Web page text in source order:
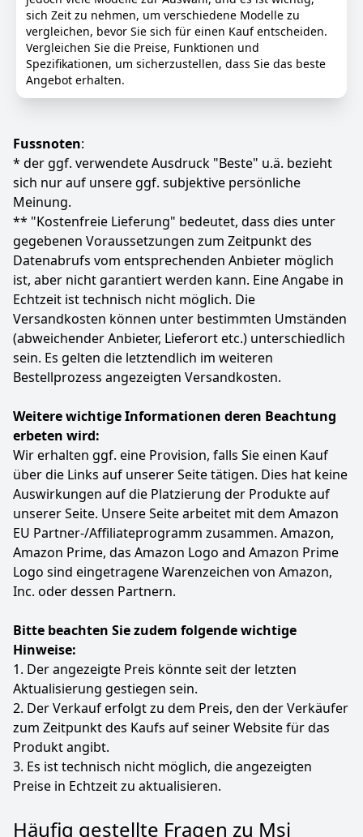
2.82300 €
sie ideal für Anwendungen mit geringem
Stromverbrauch und langer Lebensdauer ist. Egal, ob
Sie sich mit kreativen Projekten beschäftigen, Spiele
spielen oder komplexe Anwendungen ausführen, um
außergewöhnliche Effizienz und Zuverlässigkeit zu
gewährleisten.
RTX 50 Series Laptop GPU revolutionäre Funktionen
für Gamer und Creator. Die RTX 50-Serie ermöglicht
neue Erfahrungen und eine erstklassige grafische
Wiedergabetreue. Multiplizieren Sie die Leistung mit
NVIDIA DLSS 4, alles in den dünnsten und
langlebigsten RTX-Laptops, die von Max-Q optimiert
wurden.
MSI OverBoost-Technologie: Wenn extreme Workloads
alle CPU- und GPU-Ressourcen erfordern, bietet die
MSI OverBoost-Technologie kombinierte
Spitzenleistung mit einer Gesamtausgangsleistung
von 160 W.
MSI Laptops haben 2 Jahre Garantie, auch wenn sie
über Mehrwertsteuer gekauft werden!! !
Unglaublich schnelles und flüssiges Display: Das
deckt 100 % des DCI-P3-Farbraums ab, sodass Sie ein
lebendiges Spielerlebnis genießen können. Das 16:10
Verhältnis ermöglicht es Ihnen, das komfortabelste
Seherlebnis sowohl für Spiele als auch für andere
Anwendungen zu genießen.
Die Pulse-Serie verfügt über eine neue 24-Zonen-RGB-
Tastatur mit LED-beleuchteten "WASD"-Tasten und
speziell entwickelten Tastenkappen. Genießen Sie eine
farbintensivere Beleuchtung mit nahezu endlosen
Farbkombinationen und anpassbaren Profilen!
Größere Bandbreite. Weniger Latenz. Vorteile von
Teilen. Die Pulse-Serie unterstützt sowohl PCIe Gen 4
Holen Sie sich alle Vorteile: Das exklusive MSI Center
hilft Ihnen, Ihren MSI Laptop nach Belieben zu
steuern und anzupassen.
Shutter Webcam Pulse A17 AI+ fügt einen Webcam-
Auslöser hinzu, mit dem Benutzer die Kamera
physisch sperren können, um die Privatsphäre zu
gewährleisten und zu bewahren.
Farbe
Schwarz MSI 2,8 kg
sich Zeit zu nehmen, um verschiedene Modelle zu
vergleichen, bevor Sie sich für einen Kauf entscheiden.
Vergleichen Sie die Preise, Funktionen und
Spezifikationen, um sicherzustellen, dass Sie das beste
Angebot erhalten.
Fussnoten:
* der ggf. verwendete Ausdruck "Beste" u.ä. bezieht
sich nur auf unsere ggf. subjektive persönliche
Meinung.
** "Kostenfreie Lieferung" bedeutet, dass dies unter
gegebenen Voraussetzungen zum Zeitpunkt des
Datenabrufs vom entsprechenden Anbieter möglich
ist, aber nicht garantiert werden kann. Eine Angabe in
Echtzeit ist technisch nicht möglich. Die
Versandkosten können unter bestimmten Umständen
(abweichender Anbieter, Lieferort etc.) unterschiedlich
sein. Es gelten die letztendlich im weiteren
Bestellprozess angezeigten Versandkosten.
Weitere wichtige Informationen deren Beachtung
erbeten wird:
Wir erhalten ggf. eine Provision, falls Sie einen Kauf
über die Links auf unserer Seite tätigen. Dies hat keine
Auswirkungen auf die Platzierung der Produkte auf
unserer Seite. Unsere Seite arbeitet mit dem Amazon
EU Partner-/Affiliateprogramm zusammen. Amazon,
Amazon Prime, das Amazon Logo and Amazon Prime
Logo sind eingetragene Warenzeichen von Amazon,
Inc. oder dessen Partnern.
Bitte beachten Sie zudem folgende wichtige
Hinweise:
1. Der angezeigte Preis könnte seit der letzten
Aktualisierung gestiegen sein.
2. Der Verkauf erfolgt zu dem Preis, den der Verkäufer
zum Zeitpunkt des Kaufs auf seiner Website für das
Produkt angibt.
3. Es ist technisch nicht möglich, die angezeigten
Preise in Echtzeit zu aktualisieren.
Häufig gestellte Fragen zu Msi